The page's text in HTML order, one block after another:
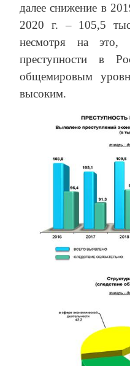
далее снижение в
2020 г. – 105,5
несмотря на это,
преступности в
общемировым
высоким.